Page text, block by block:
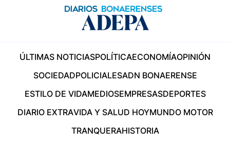
ÚLTIMAS NOTICIASPOLÍTICAECONOMÍAOPINIÓN
SOCIEDADPOLICIALESADN BONAERENSE
ESTILO DE VIDAMEDIOSEMPRESASDEPORTES
DIARIO EXTRAVIDA Y SALUD HOYMUNDO MOTOR
TRANQUERAHISTORIA